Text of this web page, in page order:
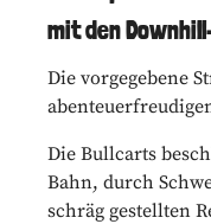
mit den
Die vorgegebene
Die Bullcarts
Bahn, durch
schräg gestellten